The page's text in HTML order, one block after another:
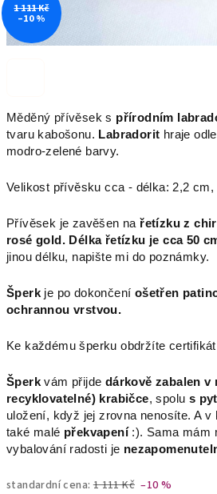
Měděný přívěsek s přírodním
tvaru kabošonu. Labradorit hraje
modro-zelené barvy.
Velikost přívěsku cca - délka: 2,2
Přívěsek je zavěšen na řetízku z
rosé gold. Délka řetízku je cca 50
jinou délku, napište mi do poznámky.
Šperk je po dokončení ošetřen
ochrannou vrstvou.
Ke každému šperku obdržíte
Šperk vám přijde dárkově zabalen v
recyklovatelné) krabičce, spolu s
uložení, když jej zrovna nenosíte. A v
také malé překvapení :). Sama mám
vybalování radosti je
standardní cena: 1 111 Kč –10 %
1 111 Kč
–10 %